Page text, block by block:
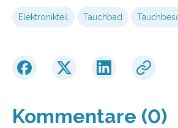
Elektronikteil Tauchbad
Kommentare (0)